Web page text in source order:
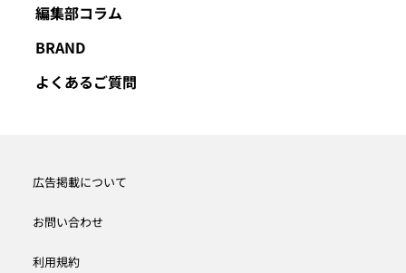
編集部コラム
BRAND
よくあるご質問
広告掲載について
お問い合わせ
利用規約